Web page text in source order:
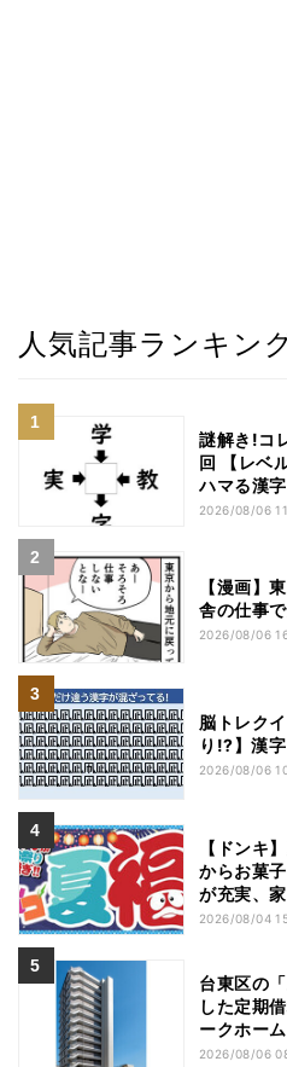
人気記事ランキン
謎解き!コ
回 【レベ
ハマる漢
2026/08/06
【漫画】
舎の仕事
2026/08/06
脳トレク
り!?】漢
2026/08/06
【ドンキ
からお菓
が充実、
特価
2026/08/04
台東区の
した定期
ークホー
2026/08/06